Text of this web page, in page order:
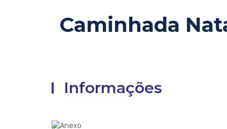
Caminhada
Informações